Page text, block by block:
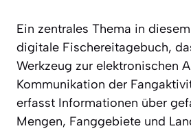
Ein zentrales Thema in
digitale Fischereitagebuch,
Werkzeug zur elektronischen
Kommunikation der
erfasst Informationen über
Mengen, Fanggebiete und